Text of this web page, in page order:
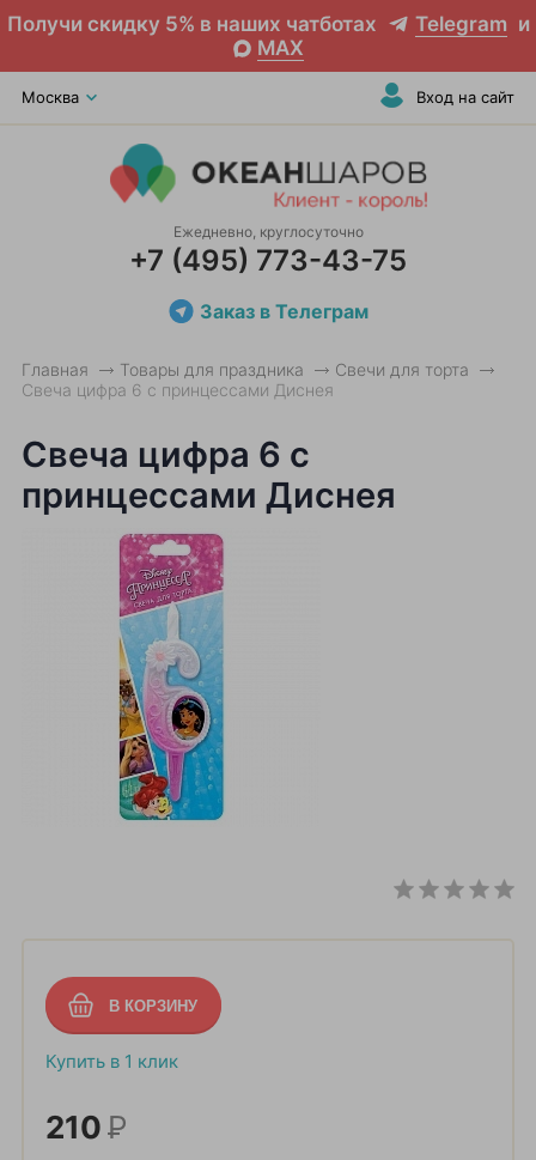
Получи скидку 5% в наших чатботах Telegram и
MAX
Москва Вход на сайт
Ежедневно, круглосуточно
+7 (495) 773-43-75
Заказ в Телеграм
Главная Товары для праздника
Свечи для торта
Свеча цифра 6 с принцессами Диснея
Свеча цифра 6 с
принцессами Диснея
Купить в 1 клик
210Р